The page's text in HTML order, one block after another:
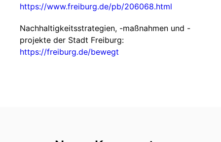
https://www.freiburg.de/pb/206068.html
Nachhaltigkeitsstrategien, -maßnahmen und -
projekte der Stadt Freiburg:
https://freiburg.de/bewegt